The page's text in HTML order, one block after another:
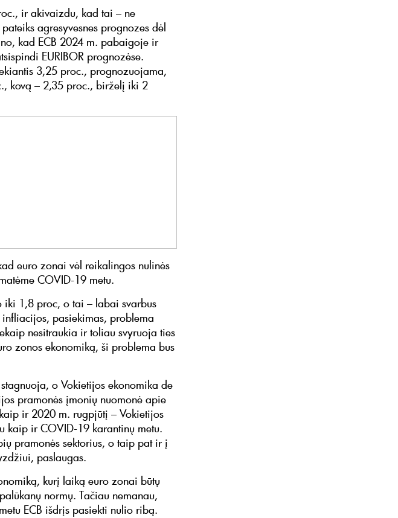
ir akivaizdu, kad tai – ne
agresyvesnes prognozes dėl
kad ECB 2024 m. pabaigoje ir
EURIBOR prognozėse.
3,25 proc., prognozuojama,
kovą – 2,35 proc., birželį iki 2
euro zonai vėl reikalingos nulinės
COVID-19 metu.
1,8 proc, o tai – labai svarbus
pasiekimas, problema
nesitraukia ir toliau svyruoja ties
zonos ekonomiką, ši problema bus
o Vokietijos ekonomika de
pramonės įmonių nuomonė apie
ir 2020 m. rugpjūtį – Vokietijos
kaip ir COVID-19 karantinų metu.
pramonės sektorius, o taip pat ir į
paslaugas.
kurį laiką euro zonai būtų
normų. Tačiau nemanau,
ECB išdrįs pasiekti nulio ribą.